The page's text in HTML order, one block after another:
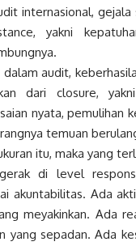
internasional,
yakni
dalam audit,
dari closure,
nyata, pemulihan
temuan
itu, maka yang
di level
akuntabilitas. Ada
meyakinkan. Ada
yang sepadan. Ada